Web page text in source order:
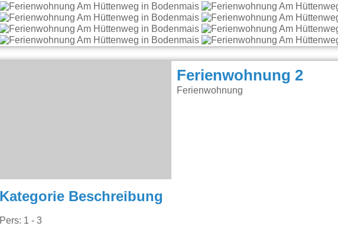
Ferienwohnung 2
Ferienwohnung
Kategorie Beschreibung
Pers: 1 - 3